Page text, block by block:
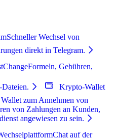
Schneller Wechsel von
direkt in Telegram.
Formeln, Gebühren,
Krypto-Wallet
zum Annehmen von
von Zahlungen an Kunden,
angewiesen zu sein.
Chat auf der